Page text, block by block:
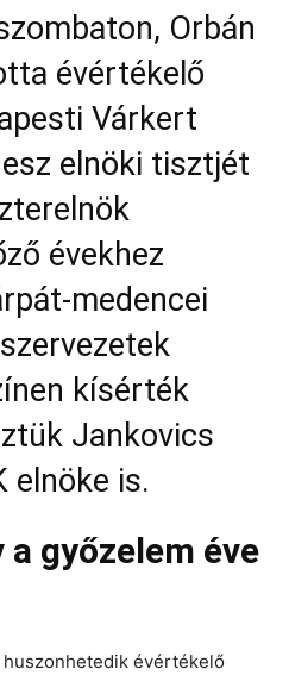
Orbán
évértékelő
Várkert
elnöki tisztjét
évekhez
medencei
kísérték
Jankovics
elnöke is.
a győzelem éve
évértékelő